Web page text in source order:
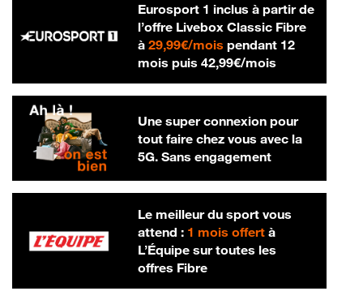
Eurosport 1 inclus à partir de
l’offre Livebox Classic Fibre
à 29,99€/mois29,99 € par mois
pendant 12
mois puis 42,99€/mois42,99 € par
Une super connexion pour
tout faire chez vous avec la
5G. Sans engagement
Le meilleur du sport vous
attend : 1 mois offertà
L’Équipe sur toutes les
offres Fibre